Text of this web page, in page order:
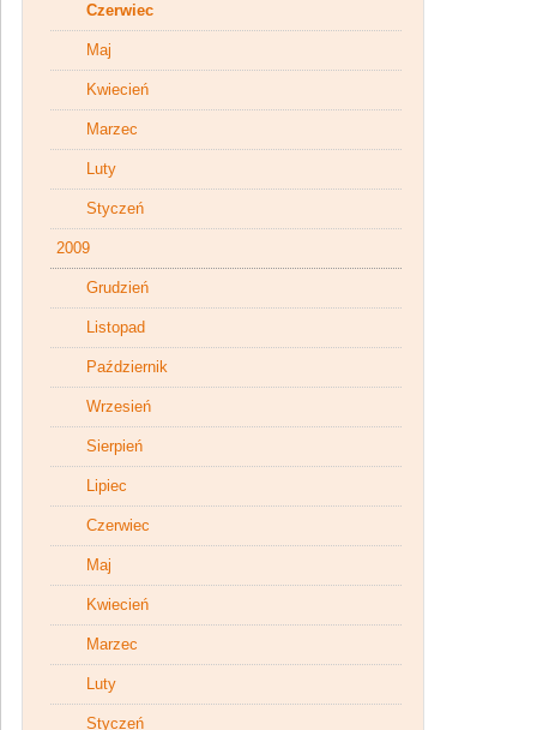
Czerwiec
Maj
Kwiecień
Marzec
Luty
Styczeń
2009
Grudzień
Listopad
Październik
Wrzesień
Sierpień
Lipiec
Czerwiec
Maj
Kwiecień
Marzec
Luty
Styczeń